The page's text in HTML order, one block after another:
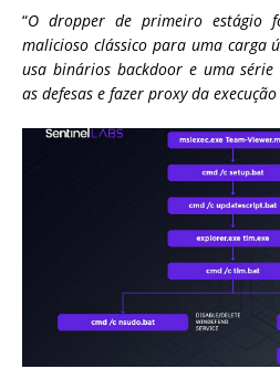
“O dropper de primeiro estágio
malicioso clássico para uma carga
usa binários backdoor e uma série
as defesas e fazer proxy da